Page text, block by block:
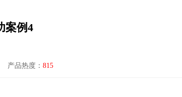
案例4
产品热度： 815